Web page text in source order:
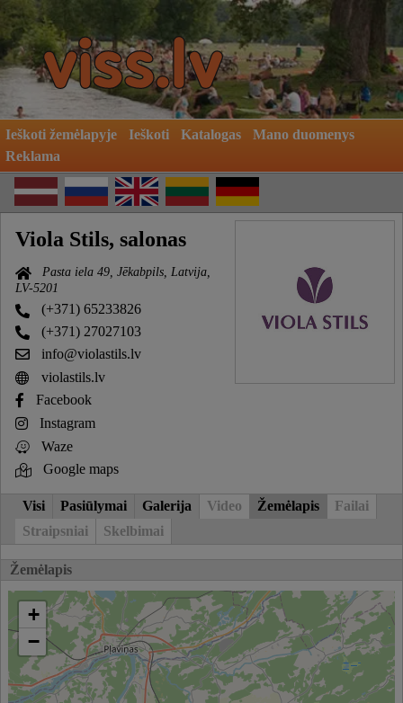
Ieškoti žemėlapyje Ieškoti Katalogas
Mano duomenys
Reklama
Viola Stils, salonas
Pasta iela 49, Jēkabpils, Latvija,
LV-5201
(+371) 65233826
(+371) 27027103
info@violastils.lv
violastils.lv
Facebook
Instagram
Waze
Google maps
Visi Pasiūlymai Galerija Video Žemėlapis
Failai
Straipsniai
Skelbimai
Žemėlapis
+
−